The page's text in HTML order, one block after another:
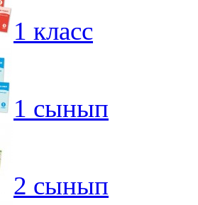
1 класс
1 сынып
2 сынып